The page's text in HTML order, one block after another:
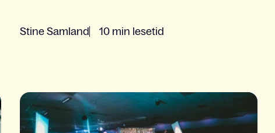
Stine Samland 10 min lesetid